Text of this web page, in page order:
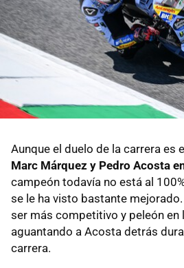
Aunque el duelo de la carrera es
Marc Márquez y Pedro Acosta
campeón todavía no está al
se le ha visto bastante
ser más competitivo y peleón en
aguantando a Acosta detrás
carrera.